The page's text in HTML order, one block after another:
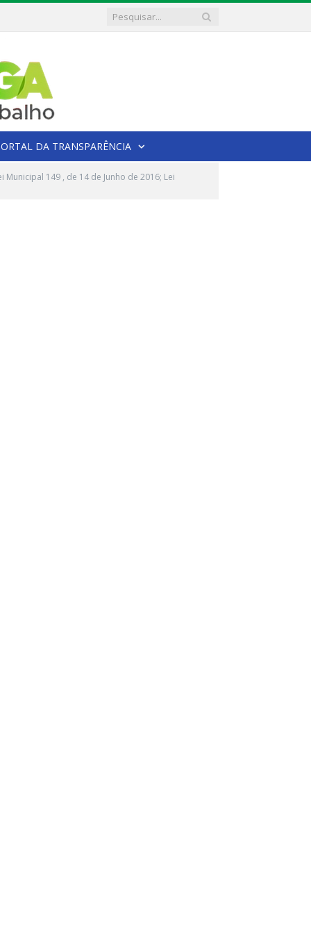
DA TRANSPARÊNCIA
Municipal 149 , de 14 de Junho de 2016; Lei